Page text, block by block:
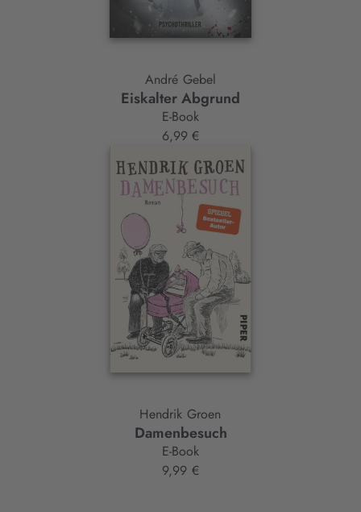
André Gebel
Eiskalter Abgrund
E-Book
6,99 €
Hendrik Groen
Damenbesuch
E-Book
9,99 €